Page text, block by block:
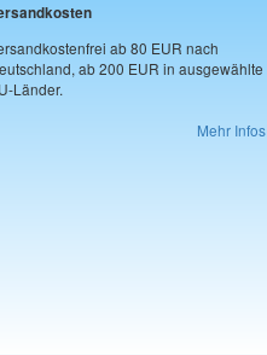
ab 80 EUR nach
ab 200 EUR in ausgewählte
Länder.
Mehr Infos